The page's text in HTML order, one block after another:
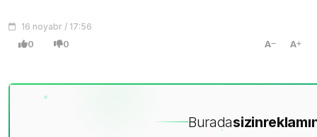
16 noyabr / 17:56
0 0 A A
Buradasizin